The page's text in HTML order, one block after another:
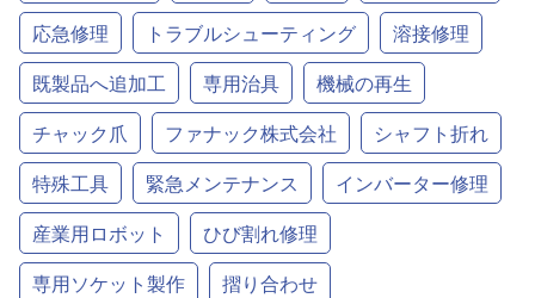
応急修理
トラブルシューティング
溶接修理
既製品へ追加工
専用治具
機械の再生
チャック爪
ファナック株式会社
シャフト折れ
特殊工具
緊急メンテナンス
インバーター修理
産業用ロボット
ひび割れ修理
専用ソケット製作
摺り合わせ